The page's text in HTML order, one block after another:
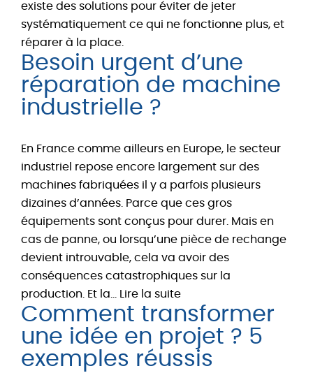
existe des solutions pour éviter de jeter
systématiquement ce qui ne fonctionne plus, et
réparer à la place.
Besoin urgent d’une
réparation de machine
industrielle ?
En France comme ailleurs en Europe, le secteur
industriel repose encore largement sur des
machines fabriquées il y a parfois plusieurs
dizaines d’années. Parce que ces gros
équipements sont conçus pour durer. Mais en
cas de panne, ou lorsqu’une pièce de rechange
devient introuvable, cela va avoir des
conséquences catastrophiques sur la
production. Et la…
Lire la suite:
Besoin
urgent
d’une
réparation
Comment transformer
une idée en projet ? 5
exemples réussis